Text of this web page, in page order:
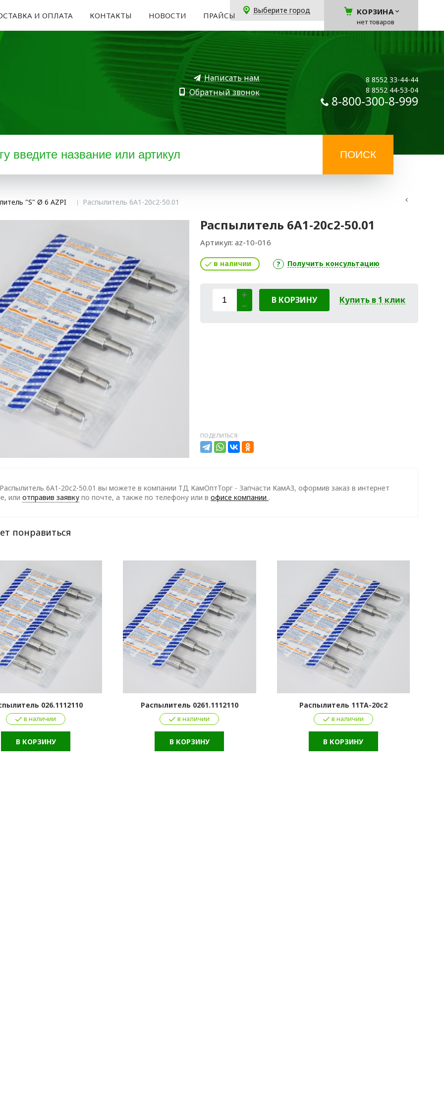
И ОПЛАТА КОНТАКТЫ НОВОСТИ ПРАЙСЫ
Выберите город КОРЗИНА
нет товаров
Написать нам
Обратный звонок
8 8552 33-44-44
8 8552 44-53-04
8-800-300-8-999
"S" Ø 6 AZPI Распылитель 6А1-20с2-50.01
Распылитель 6А1-20с2-50.01
Артикул: az-10-016
в наличии Получить консультацию
В КОРЗИНУ Купить в 1 клик
ПОДЕЛИТЬСЯ:
6А1-20с2-50.01 вы можете в компании ТД КамОптТорг - Запчасти КамАЗ, оформив заказ в интернет
или отправив заявку по почте, а также по телефону или в офисе компании .
понравиться
026.1112110
в наличии
В КОРЗИНУ
Распылитель 0261.1112110
в наличии
В КОРЗИНУ
Распылитель 11ТА-20с2
в наличии
В КОРЗИНУ